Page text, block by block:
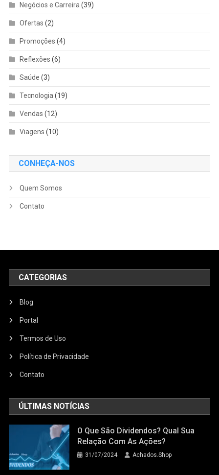
Negócios e Carreira (39)
Ofertas (2)
Promoções (4)
Reflexões (6)
Saúde (3)
Tecnologia (19)
Vendas (12)
Viagens (10)
CONHEÇA-NOS
Quem Somos
Contato
CATEGORIAS
Blog
Portal
Termos de Uso
Política de Privacidade
Contato
ÚLTIMAS NOTÍCIAS
O Que São Dividendos? Qual Sua
Relação Com As Ações?
31/07/2024 Achados.Shop